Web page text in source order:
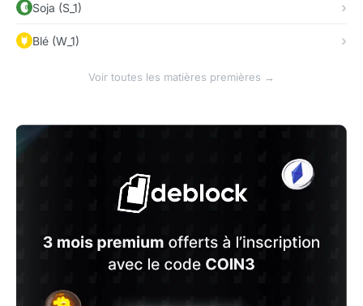
Soja (S_1)
Blé (W_1)
Voir toutes les matières premières →